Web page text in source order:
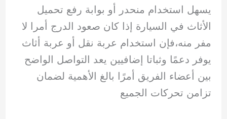
يسهل استخدام منحدر أو بوابة رفع تحميل
الأثاث في السيارة إذا كان صعود الدرج أمرا لا
مفر منه،فإن استخدام عربة نقل أو عربة أثاث
يوفر دعمًا وثباتا إضافيين يعد التواصل الواضح
بين أعضاء الفريق أمرًا بالغ الأهمية لضمان
تزامن تحركات الجميع